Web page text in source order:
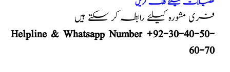
فری مشورہ کیلئے رابطہ کر سکتے ہیں
Helpline & Whatsapp Number +92-30-40-50-
60-70